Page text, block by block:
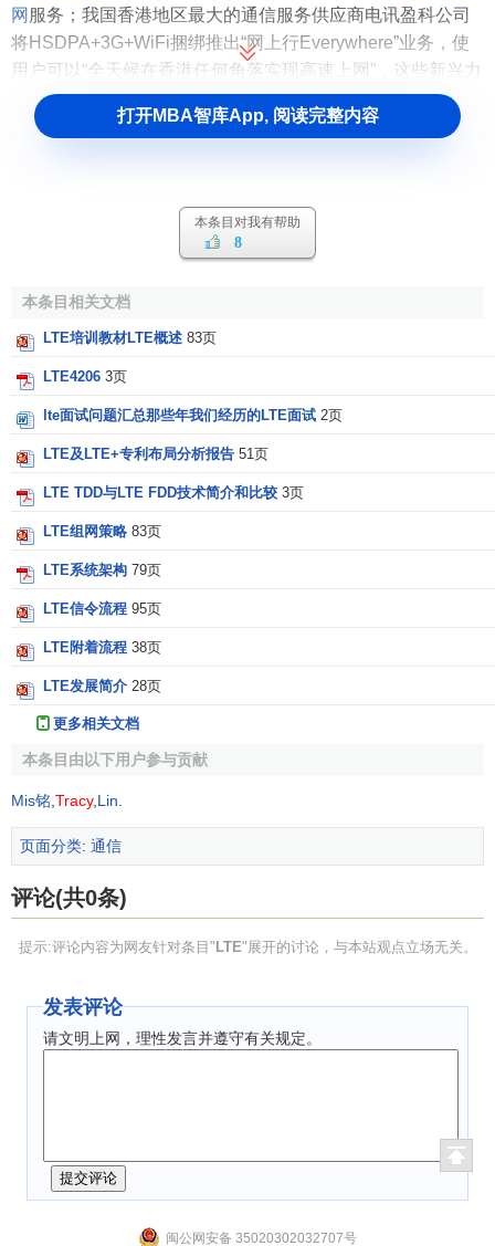
网 服务；我国香港地区最大的通信服务供应商电讯盈科公司
将HSDPA+3G+WiFi捆绑推出“网上行Everywhere”业务，使
用户可以“全天候在香港任何角落实现高速上网”，这些新兴力
量给传统移动运营商带来了前所未有的挑战，加快现有网络
演进，满足用户需求，提供新型业务成为在激烈的竞争中处
LTE的研究项目(study item)是于2004年底在3GPP中提
多，但在2005年6月的魁北克会议上最终确立了系统目标，
到此LTE的概念正式确立。具体内容包括：
(1)更高的频谱效率
1)目标峰值速率：在20M带宽下，下行数据速率大于
100Mbit／s，上行数据速率大于50Mbit／s；其无线频谱效率
提高为下行3—4倍于高速下行分组接人(
倍于高速上行分组接入(HSUPA)；
2)实验室条件下，可达到10～20bit／s／Hz。
1)带宽和频谱分配灵活，根据业务需求，支持1．
25MHz、1．6MHz、2．5MHz、5MHz、10MHz、15MHz、
20MHz七种不同带宽；
2)支持对称(paired)和非对称(unpaired)的频谱分配。
1)提高小区边缘的用户吞吐量；
3)进一步优化15km／h以下的低速移动业务，同时支持
120～350km／h的高速移动业务。
1)5km小区覆盖范围内都要满足上述系统吞吐量、频谱效
(5)更低的成本：
打开MBA智库App, 阅读完整内容
本条目对我有帮助
8
本条目相关文档
LTE培训教材LTE概述 83页
LTE4206 3页
lte面试问题汇总那些年我们经历的LTE面试 2页
LTE及LTE+专利布局分析报告 51页
LTE TDD与LTE FDD技术简介和比较 3页
LTE组网策略 83页
LTE系统架构 79页
LTE信令流程 95页
LTE附着流程 38页
LTE发展简介 28页
更多相关文档
本条目由以下用户参与贡献
Mis铭 Tracy, Lin
页面分类: 通信
评论(共0条)
提示:评论内容为网友针对条目"LTE"展开的讨论，与本站观点立场无关。
发表评论
请文明上网，理性发言并遵守有关规定。
闽公网安备 35020302032707号